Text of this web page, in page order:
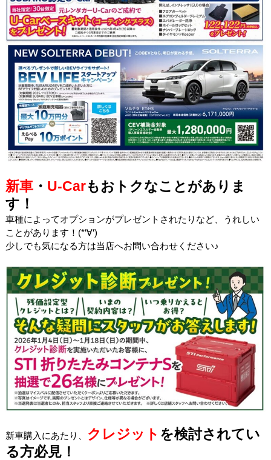
新車・ U-Carもおトクなことがありま
す！
車種によってオプションがプレゼントされたりなど、うれしい
ことがあります！(*‘∀‘)
少しでも気になる方は当店へお問い合わせください♪
新車購入にあたり、 クレジット を検討されてい
る方必見！